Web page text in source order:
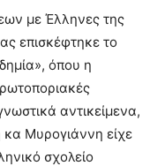
με Έλληνες της
επισκέφτηκε το
όπου η
αντικείμενα,
Μυρογιάννη είχε
σχολείο